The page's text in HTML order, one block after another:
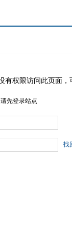
有权限访问此页面
先登录站点
找